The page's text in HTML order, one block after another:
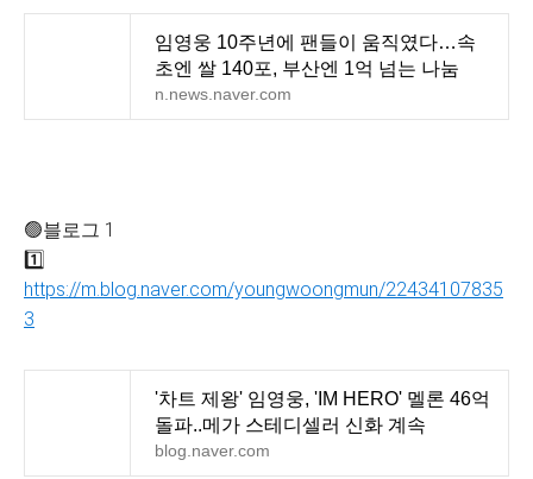
임영웅 10주년에 팬들이 움직였다…속
초엔 쌀 140포, 부산엔 1억 넘는 나눔
n.news.naver.com
🟢블로그 1
1️⃣
https://m.blog.naver.com/youngwoongmun/22434107835
3
'차트 제왕' 임영웅, 'IM HERO' 멜론 46억
돌파..메가 스테디셀러 신화 계속
blog.naver.com